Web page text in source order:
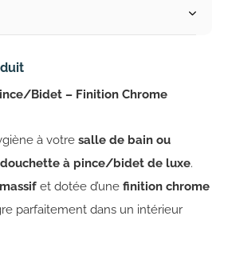
Bidet – Finition Chrome
à votre salle de bain ou
douchette à pince/bidet de luxe.
et dotée d’une finition chrome
parfaitement dans un intérieur